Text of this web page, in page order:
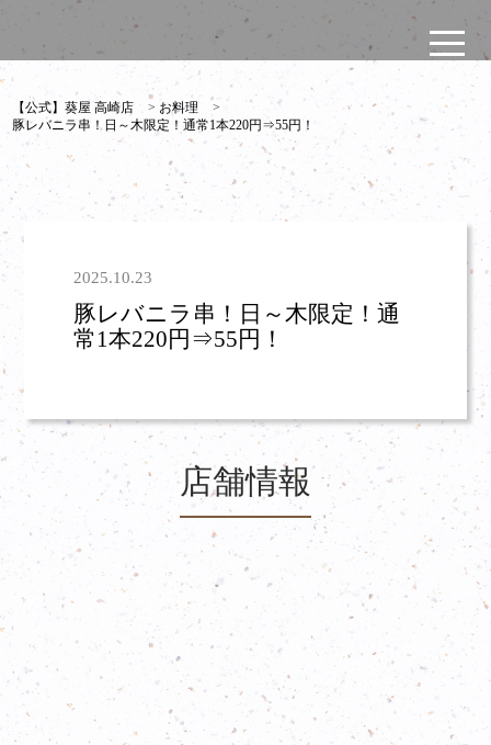
【公式】葵屋 高崎店 > お料理
>
豚レバニラ串！日～木限定！通常1本220円⇒55円！
2025.10.23
豚レバニラ串！日～木限定！通
常1本220円⇒55円！
店舗情報